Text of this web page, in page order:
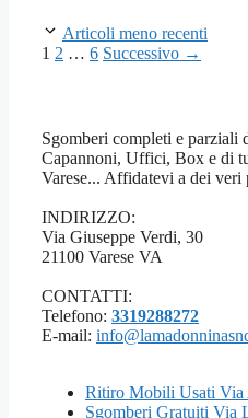
Articoli meno recenti
Pagina
1 Pagina
2 … Pagina
6 Successivo →
Sgomberi completi e parziali
Capannoni, Uffici, Box e di
Varese... Affidatevi a dei veri
INDIRIZZO:
Via Giuseppe Verdi, 30
21100 Varese VA
CONTATTI:
Telefono: 3319288272
E-mail:
Ritiro Mobili Usati Via
Sgomberi Gratuiti Via